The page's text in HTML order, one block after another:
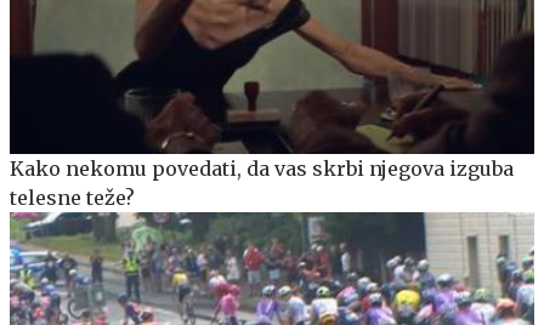
Kako nekomu povedati, da vas skrbi njegova izguba
telesne teže?